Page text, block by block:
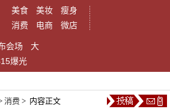
美食 美妆
瘦身
消费
电商 微店
会场
大
爆光
消费 > 内容正文